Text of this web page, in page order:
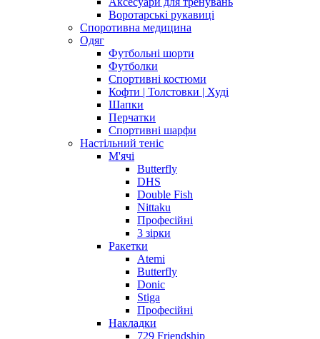
Воротарські рукавиці
Споротивна медицина
Одяг
Футбольні шорти
Футболки
Спортивні костюми
Кофти | Толстовки | Худі
Шапки
Перчатки
Спортивні шарфи
Настільний теніс
М'ячі
Butterfly
DHS
Double Fish
Nittaku
Професійні
3 зірки
Ракетки
Atemi
Butterfly
Donic
Stiga
Професійні
Накладки
729 Friendship